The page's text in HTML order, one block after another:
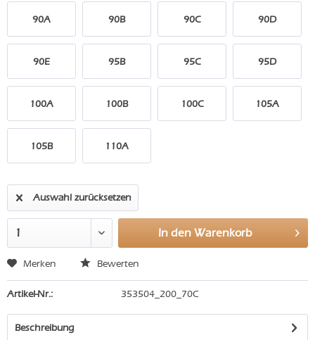
90A 90B 90C 90D
90E 95B 95C 95D
100A 100B 100C 105A
105B 110A
Auswahl zurücksetzen
In den Warenkorb
Merken Bewerten
Artikel-Nr.: 353504_200_70C
Beschreibung